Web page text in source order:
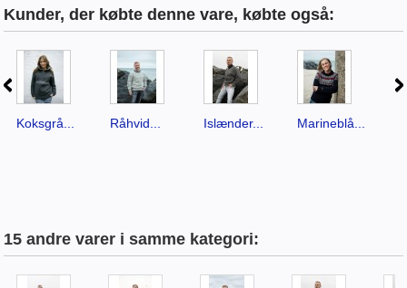
Kunder, der købte denne vare, købte også:
Koksgrå... Råhvid... Islænder... Marineblå...
15 andre varer i samme kategori: